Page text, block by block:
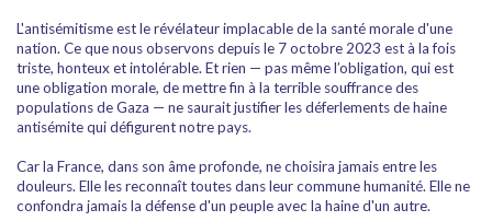
L'antisémitisme est le révélateur implacable de la santé morale d'une
nation. Ce que nous observons depuis le 7 octobre 2023 est à la fois
triste, honteux et intolérable. Et rien — pas même l’obligation, qui est
une obligation morale, de mettre fin à la terrible souffrance des
populations de Gaza — ne saurait justifier les déferlements de haine
antisémite qui défigurent notre pays.
Car la France, dans son âme profonde, ne choisira jamais entre les
douleurs. Elle les reconnaît toutes dans leur commune humanité. Elle ne
confondra jamais la défense d'un peuple avec la haine d'un autre.